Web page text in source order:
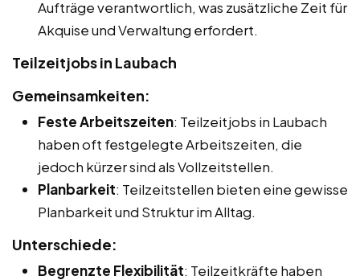
Aufträge verantwortlich, was zusätzliche Zeit für
Akquise und Verwaltung erfordert.
Teilzeitjobs in Laubach
Gemeinsamkeiten:
Feste Arbeitszeiten: Teilzeitjobs in Laubach
haben oft festgelegte Arbeitszeiten, die
jedoch kürzer sind als Vollzeitstellen.
Planbarkeit: Teilzeitstellen bieten eine gewisse
Planbarkeit und Struktur im Alltag.
Unterschiede:
Begrenzte Flexibilität: Teilzeitkräfte haben